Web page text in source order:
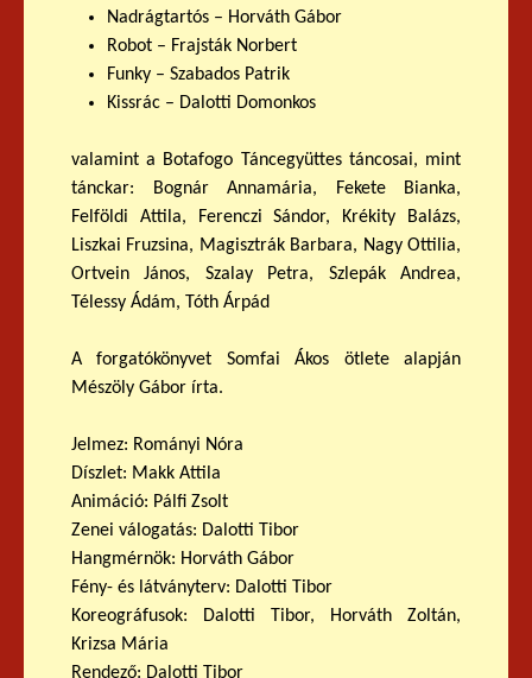
Nadrágtartós – Horváth Gábor
Robot – Frajsták Norbert
Funky – Szabados Patrik
Kissrác – Dalotti Domonkos
valamint a Botafogo Táncegyüttes táncosai, mint
tánckar: Bognár Annamária, Fekete Bianka,
Felföldi Attila, Ferenczi Sándor, Krékity Balázs,
Liszkai Fruzsina, Magisztrák Barbara, Nagy Ottilia,
Ortvein János, Szalay Petra, Szlepák Andrea,
Télessy Ádám, Tóth Árpád
A forgatókönyvet Somfai Ákos ötlete alapján
Mészöly Gábor írta.
Jelmez: Rományi Nóra
Díszlet: Makk Attila
Animáció: Pálfi Zsolt
Zenei válogatás: Dalotti Tibor
Hangmérnök: Horváth Gábor
Fény- és látványterv: Dalotti Tibor
Koreográfusok: Dalotti Tibor, Horváth Zoltán,
Krizsa Mária
Rendező: Dalotti Tibor